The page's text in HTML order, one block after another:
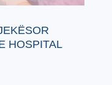
HOSPITAL